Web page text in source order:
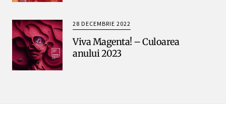
28 DECEMBRIE 2022
Viva Magenta! – Culoarea
anului 2023